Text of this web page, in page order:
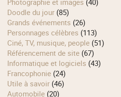
Doodle du jour (85)
Grands événements (26)
Personnages célèbres (113)
Ciné, TV, musique, people (51)
Référencement de site (67)
Informatique et logiciels (43)
Francophonie (24)
Utile à savoir (46)
Automobile (20)